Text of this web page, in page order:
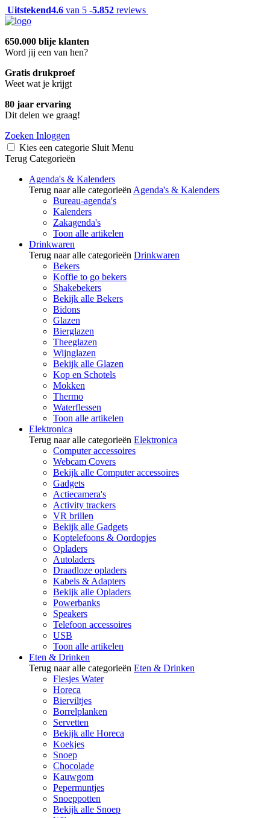
Uitstekend4.6 van 5 -5.852 reviews
650.000 blije klanten
Word jij een van hen?
Gratis drukproef
Weet wat je krijgt
80 jaar ervaring
Dit delen we graag!
Zoeken Inloggen
Kies een categorie Sluit Menu
Terug Categorieën
Agenda's & Kalenders
Terug naar alle categorieën Agenda's & Kalenders
Bureau-agenda's
Kalenders
Zakagenda's
Toon alle artikelen
Drinkwaren
Terug naar alle categorieën Drinkwaren
Bekers
Koffie to go bekers
Shakebekers
Bekijk alle Bekers
Bidons
Glazen
Bierglazen
Theeglazen
Wijnglazen
Bekijk alle Glazen
Kop en Schotels
Mokken
Thermo
Waterflessen
Toon alle artikelen
Elektronica
Terug naar alle categorieën Elektronica
Computer accessoires
Webcam Covers
Bekijk alle Computer accessoires
Gadgets
Actiecamera's
Activity trackers
VR brillen
Bekijk alle Gadgets
Koptelefoons & Oordopjes
Opladers
Autoladers
Draadloze opladers
Kabels & Adapters
Bekijk alle Opladers
Powerbanks
Speakers
Telefoon accessoires
USB
Toon alle artikelen
Eten & Drinken
Terug naar alle categorieën Eten & Drinken
Flesjes Water
Horeca
Bierviltjes
Borrelplanken
Servetten
Bekijk alle Horeca
Koekjes
Snoep
Chocolade
Kauwgom
Pepermuntjes
Snoeppotten
Bekijk alle Snoep